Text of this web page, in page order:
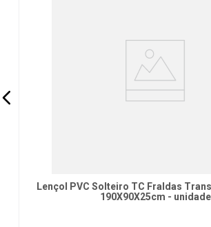
Lençol PVC Solteiro TC Fraldas
190X90X25cm - unidade